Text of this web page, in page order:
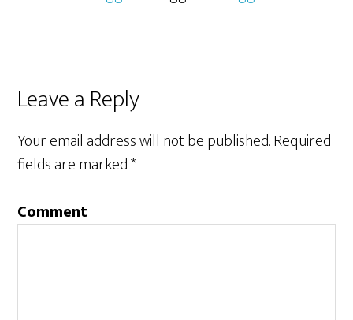
Leave a Reply
Your email address will not be published.Required
fields are marked*
Comment